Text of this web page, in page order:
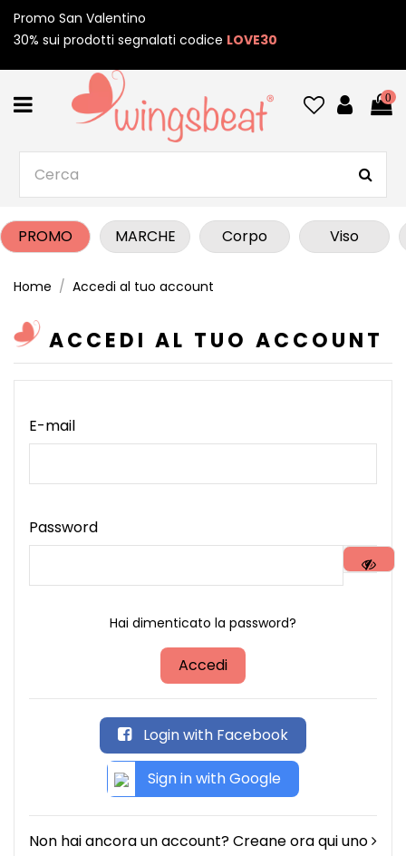
Promo San Valentino
30% sui prodotti segnalati codice LOVE30
0
PROMO MARCHE Corpo Viso
Home Accedi al tuo account
ACCEDI AL TUO ACCOUNT
E-mail
Password
Hai dimenticato la password?
Accedi
Login with Facebook
Sign in with Google
Non hai ancora un account? Creane ora qui uno